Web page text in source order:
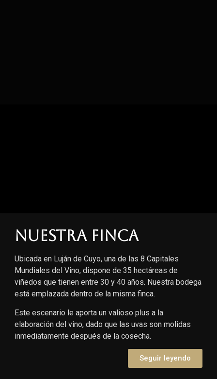
Nuestra finca
Ubicada en Luján de Cuyo, una de las 8 Capitales
Mundiales del Vino, dispone de 35 hectáreas de
viñedos que tienen entre 30 y 40 años. Nuestra bodega
está emplazada dentro de la misma finca.
Este escenario le aporta un valioso plus a la
elaboración del vino, dado que las uvas son molidas
inmediatamente después de la cosecha.
Seguir leyendo